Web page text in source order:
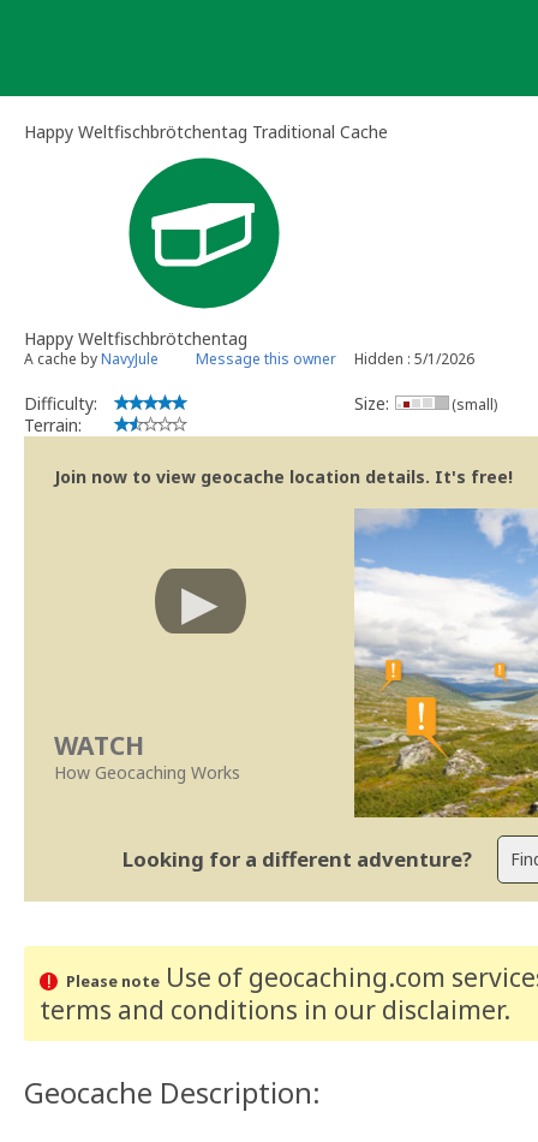
Happy Weltfischbrötchentag Traditional Cache
Happy Weltfischbrötchentag
A cache byNavyJule Message this owner Hidden : 5/1/2026
Difficulty:
Terrain:
Size: (small)
Join now to view geocache location details. It's free!
WATCH
How Geocaching Works
Looking for a different adventure?
Please noteUse of geocaching.com
terms and conditions in our disclaimer.
Geocache Description: